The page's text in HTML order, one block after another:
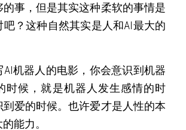
的事，但是其实这种柔软的事情是
？这种自然其实是人和AI最大的
机器人的电影，你会意识到机器
时候，就是机器人发生感情的时
爱的时候。也许爱才是人性的本
能力。